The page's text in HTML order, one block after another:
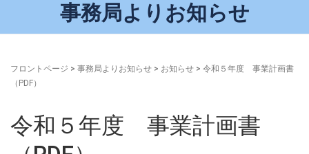
事務局よりお知らせ
フロントページ > 事務局よりお知らせ > お知らせ > 令和５年度 事業計画書
（PDF）
令和５年度 事業計画書